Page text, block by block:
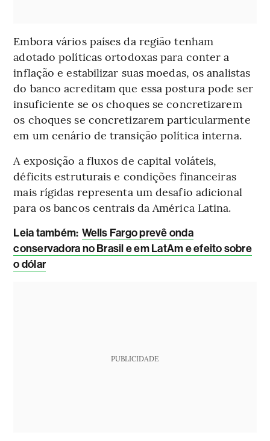
Embora vários países da região tenham
adotado políticas ortodoxas para conter a
inflação e estabilizar suas moedas, os analistas
do banco acreditam que essa postura pode ser
insuficiente se os choques se concretizarem
os choques se concretizarem particularmente
em um cenário de transição política interna.
A exposição a fluxos de capital voláteis,
déficits estruturais e condições financeiras
mais rígidas representa um desafio adicional
para os bancos centrais da América Latina.
Leia também: Wells Fargo prevê onda
conservadora no Brasil e em LatAm e efeito sobre
o dólar
PUBLICIDADE